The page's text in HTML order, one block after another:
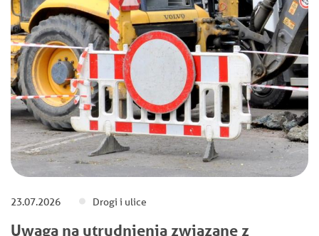
23.07.2026 Drogi i ulice
Uwaga na utrudnienia związane z